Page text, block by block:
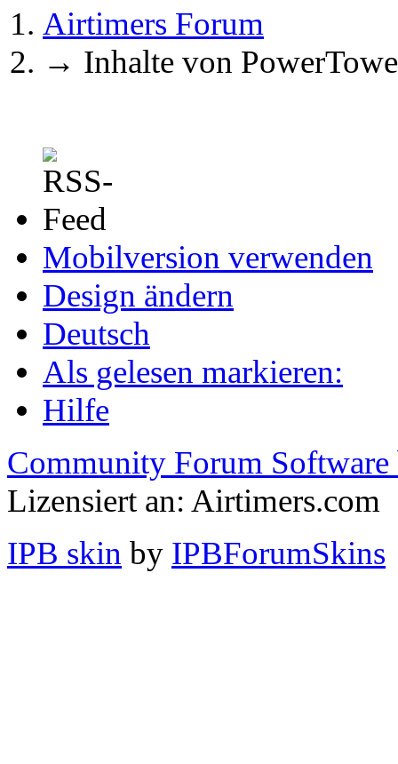
Airtimers Forum
→ Inhalte von
Mobilversion verwenden
Design ändern
Deutsch
Als gelesen markieren:
Hilfe
Community Forum Software
Lizensiert an: Airtimers.com
IPB skin by IPBForumSkins